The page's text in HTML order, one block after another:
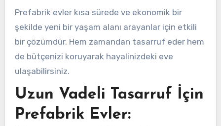
Prefabrik evler kısa sürede ve ekonomik bir
şekilde yeni bir yaşam alanı arayanlar için etkili
bir çözümdür. Hem zamandan tasarruf eder hem
de bütçenizi koruyarak hayalinizdeki eve
ulaşabilirsiniz.
Uzun Vadeli Tasarruf İçin
Prefabrik Evler: